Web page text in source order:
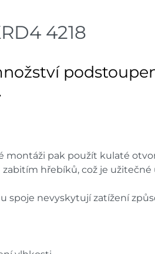
Nové Město
Velká Bíteš
Skladem na
4218
montáži pak použít kulaté
hřebíků, což je
spoje nevyskytují zatížení